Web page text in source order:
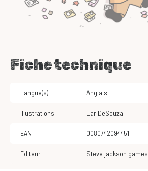
Fiche technique
Langue(s) Anglais
Illustrations Lar DeSouza
EAN 0080742094451
Editeur Steve jackson games